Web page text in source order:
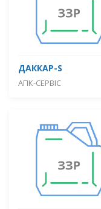
ДАККАР-S
АПК-СЕРВІС